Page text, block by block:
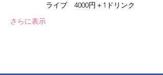
ライブ　4000円＋1ドリンク
さらに表示